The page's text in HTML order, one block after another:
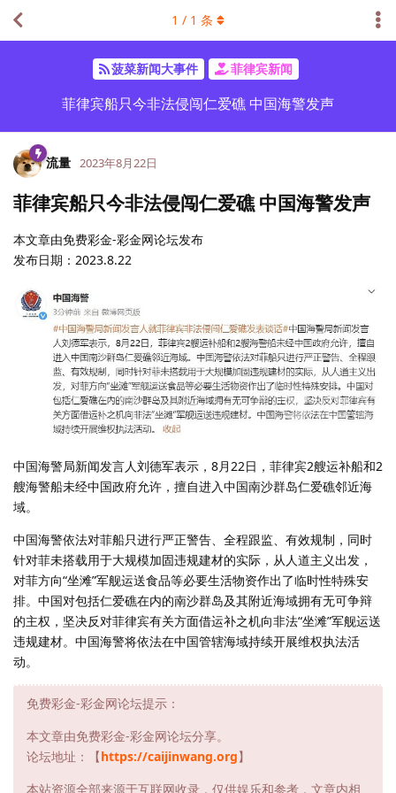
菠菜新闻大事件 菲律宾新闻
菲律宾船只今非法侵闯仁爱礁 中国海警发声
1 / 1 条
流量 2023年8月22日
菲律宾船只今非法侵闯仁爱礁 中国海警发声
本文章由免费彩金-彩金网论坛发布
发布日期：2023.8.22
中国海警局新闻发言人刘德军表示，8月22日，菲律宾2艘运补船和2
艘海警船未经中国政府允许，擅自进入中国南沙群岛仁爱礁邻近海
域。
中国海警依法对菲船只进行严正警告、全程跟监、有效规制，同时
针对菲未搭载用于大规模加固违规建材的实际，从人道主义出发，
对菲方向“坐滩”军舰运送食品等必要生活物资作出了临时性特殊安
排。中国对包括仁爱礁在内的南沙群岛及其附近海域拥有无可争辩
的主权，坚决反对菲律宾有关方面借运补之机向非法“坐滩”军舰运送
违规建材。中国海警将依法在中国管辖海域持续开展维权执法活
动。
免费彩金-彩金网论坛提示：
本文章由免费彩金-彩金网论坛分享。
论坛地址：【https://caijinwang.org】
本站资源全部来源于互联网收录，仅供娱乐和参考，文章内相